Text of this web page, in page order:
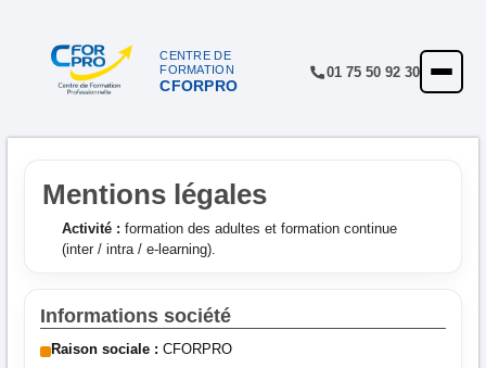
CENTRE DE
FORMATION
CFORPRO
01 75 50 92 30
ACCUEIL
Mentions légales
Activité : formation des adultes et formation continue
(inter / intra / e-learning).
Informations société
Raison sociale : CFORPRO